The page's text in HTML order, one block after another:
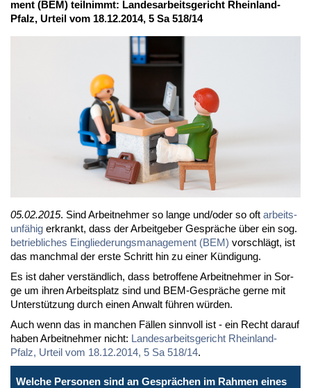
ment (BEM) teil­nimmt: Lan­des­ar­beits­ge­richt Rhein­land-
Pfalz, Ur­teil vom 18.12.2014, 5 Sa 518/14
05.02.2015. Sind Ar­beit­neh­mer so lan­ge und/oder so oft ar­beits­
un­fä­hig er­krankt, dass der Ar­beit­ge­ber Ge­sprä­che über ein sog.
be­trieb­li­ches Ein­glie­de­rungs­ma­nage­ment (BEM) vor­schlägt, ist
das manch­mal der ers­te Schritt hin zu ei­ner Kün­di­gung.
Es ist da­her ver­ständ­lich, dass be­trof­fe­ne Ar­beit­neh­mer in Sor­
ge um ih­ren Ar­beits­platz sind und BEM-Ge­sprä­che ger­ne mit
Un­ter­stüt­zung durch ei­nen An­walt füh­ren wür­den.
Auch wenn das in man­chen Fäl­len sinn­voll ist - ein Recht dar­auf
ha­ben Ar­beit­neh­mer nicht: Lan­des­ar­beits­ge­richt Rhein­land-
Pfalz, Ur­teil vom 18.12.2014, 5 Sa 518/14.
Welche Personen sind an Gesprächen im Rahmen eines